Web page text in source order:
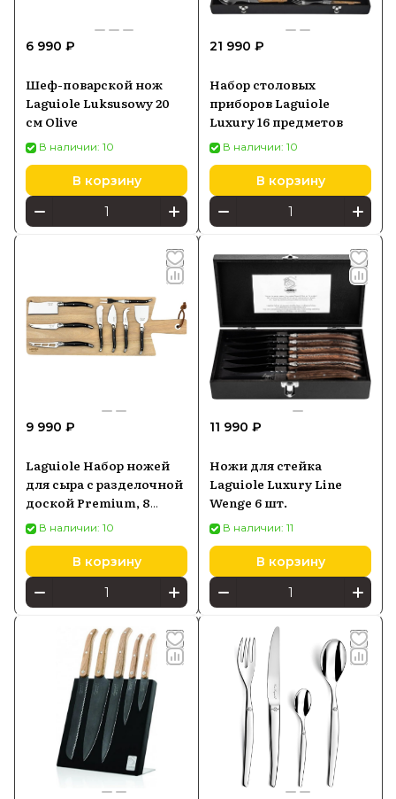
6 990 ₽
Шеф-поварской нож
Laguiole Luksusowy 20
см Olive
В наличии: 10
В корзину
21 990 ₽
Набор столовых
приборов Laguiole
Luxury 16 предметов
В наличии: 10
В корзину
9 990 ₽
Laguiole Набор ножей
для сыра с разделочной
доской Premium, 8
предметов, черный
В наличии: 10
В корзину
11 990 ₽
Ножи для стейка
Laguiole Luxury Line
Wenge 6 шт.
В наличии: 11
В корзину